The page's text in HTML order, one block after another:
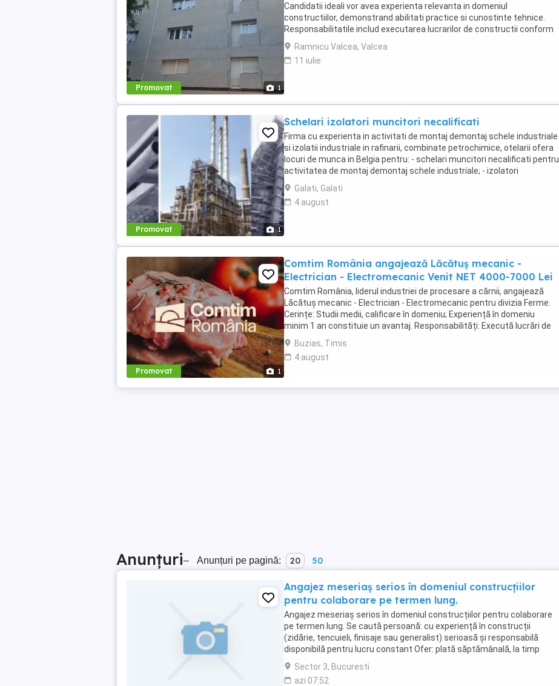
Promovat 1
Candidatii ideali vor avea experienta relevanta in domeniul
constructiilor, demonstrand abilitati practice si cunostinte tehnice.
Responsabilitatile includ executarea lucrarilor de constructii conform
planurilor si specificatiilor, respectarea ...
Ramnicu Valcea, Valcea
11 iulie
Promovat 1
Schelari izolatori muncitori necalificati
Firma cu experienta in activitati de montaj demontaj schele industriale
si izolatii industriale in rafinarii, combinate petrochimice, otelarii ofera
locuri de munca in Belgia pentru: - schelari muncitori necalificati pentru
activitatea de montaj demontaj schele industriale; - izolatori
(vata+tabla) pentru ...
Galati, Galati
4 august
Promovat 1
Comtim România angajează Lăcătuș mecanic -
Electrician - Electromecanic Venit NET 4000-7000 Lei
Comtim România, liderul industriei de procesare a cărnii, angajează
Lăcătuș mecanic - Electrician - Electromecanic pentru divizia Ferme.
Cerințe: Studii medii, calificare în domeniu; Experiență în domeniu
minim 1 an constituie un avantaj. Responsabilități: Execută lucrări de
întreținere și reparații ...
Buzias, Timis
4 august
Anunțuri– Anunțuri pe pagină: 20 50
Angajez meseriaș serios în domeniul construcțiilor
pentru colaborare pe termen lung.
Angajez meseriaș serios în domeniul construcțiilor pentru colaborare
pe termen lung. Se caută persoană: cu experiență în construcții
(zidărie, tencuieli, finisaje sau generalist) serioasă și responsabilă
disponibilă pentru lucru constant Ofer: plată săptămânală, la timp
colaborare stabilă pe termen ...
Sector 3, Bucuresti
azi 07:52